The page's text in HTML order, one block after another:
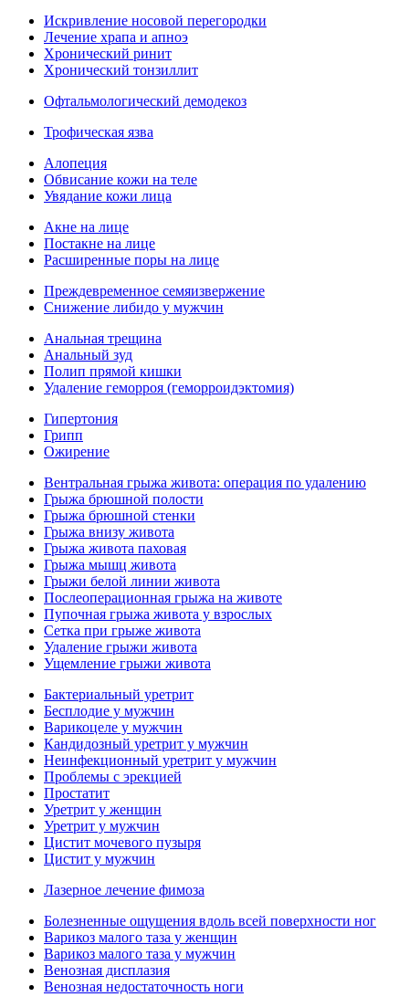
Искривление носовой перегородки
Лечение храпа и апноэ
Хронический ринит
Хронический тонзиллит
Офтальмологический демодекоз
Трофическая язва
Алопеция
Обвисание кожи на теле
Увядание кожи лица
Акне на лице
Постакне на лице
Расширенные поры на лице
Преждевременное семяизвержение
Снижение либидо у мужчин
Анальная трещина
Анальный зуд
Полип прямой кишки
Удаление геморроя (геморроидэктомия)
Гипертония
Грипп
Ожирение
Вентральная грыжа живота: операция по удалению
Грыжа брюшной полости
Грыжа брюшной стенки
Грыжа внизу живота
Грыжа живота паховая
Грыжа мышц живота
Грыжи белой линии живота
Послеоперационная грыжа на животе
Пупочная грыжа живота у взрослых
Сетка при грыже живота
Удаление грыжи живота
Ущемление грыжи живота
Бактериальный уретрит
Бесплодие у мужчин
Варикоцеле у мужчин
Кандидозный уретрит у мужчин
Неинфекционный уретрит у мужчин
Проблемы с эрекцией
Простатит
Уретрит у женщин
Уретрит у мужчин
Цистит мочевого пузыря
Цистит у мужчин
Лазерное лечение фимоза
Болезненные ощущения вдоль всей поверхности ног
Варикоз малого таза у женщин
Варикоз малого таза у мужчин
Венозная дисплазия
Венозная недостаточность ноги